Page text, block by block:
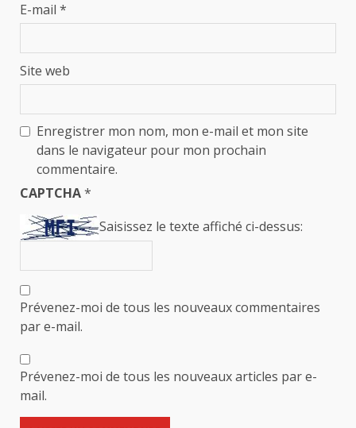
E-mail *
Site web
Enregistrer mon nom, mon e-mail et mon site
dans le navigateur pour mon prochain
commentaire.
CAPTCHA*
Saisissez le texte affiché ci-dessus:
Prévenez-moi de tous les nouveaux commentaires
par e-mail.
Prévenez-moi de tous les nouveaux articles par e-
mail.